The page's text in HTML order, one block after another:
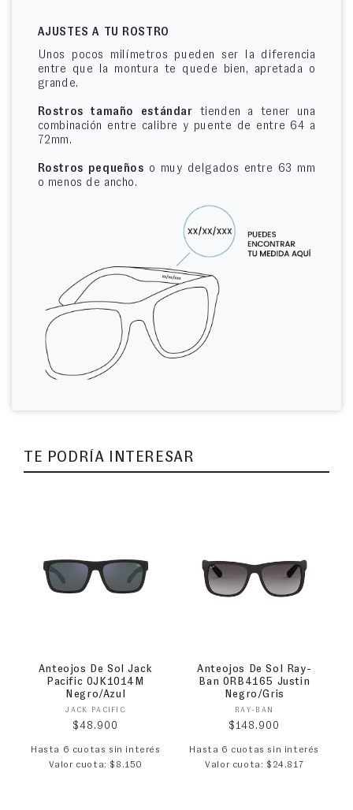
AJUSTES A TU ROSTRO
Unos pocos milímetros pueden ser la diferencia
entre que la montura te quede bien, apretada o
grande.
Rostros tamaño estándar tienden a tener una
combinación entre calibre y puente de entre 64 a
72mm.
Rostros pequeños o muy delgados entre 63 mm
o menos de ancho.
TE PODRÍA INTERESAR
Anteojos De Sol Jack
Pacific 0JK1014M
Negro/Azul
Proveedor:
JACK PACIFIC
Precio habitual
$48.900
Hasta 6 cuotas sin interés
Valor cuota: $8.150
Anteojos De Sol Ray-
Ban 0RB4165 Justin
Negro/Gris
Proveedor:
RAY-BAN
Precio habitual
$148.900
Hasta 6 cuotas sin interés
Valor cuota: $24.817